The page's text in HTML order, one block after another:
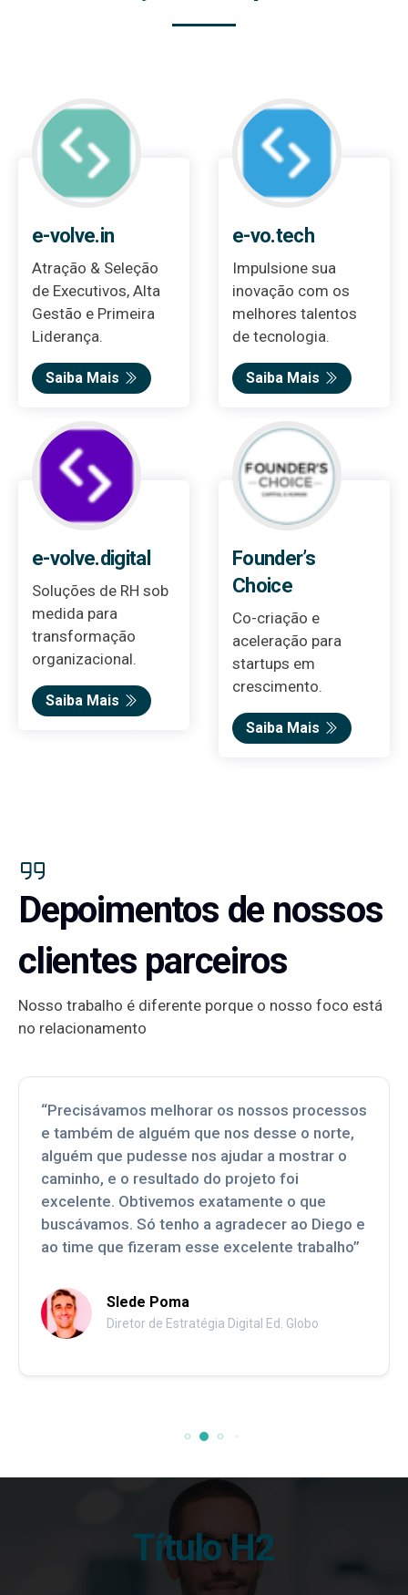
e-volve.in
Atração & Seleção
de Executivos, Alta
Gestão e Primeira
Liderança.
Saiba Mais
e-vo.tech
Impulsione sua
inovação com os
melhores talentos
de tecnologia.
Saiba Mais
e-volve.digital
Soluções de RH sob
medida para
transformação
organizacional.
Saiba Mais
Founder’s
Choice
Co-criação e
aceleração para
startups em
crescimento.
Saiba Mais
Depoimentos de nossos
clientes parceiros
Nosso trabalho é diferente porque o nosso foco está
no relacionamento
“Precisávamos melhorar os nossos processos
e também de alguém que nos desse o norte,
alguém que pudesse nos ajudar a mostrar o
caminho, e o resultado do projeto foi
excelente. Obtivemos exatamente o que
buscávamos. Só tenho a agradecer ao Diego e
ao time que fizeram esse excelente trabalho”
Slede Poma
Diretor de Estratégia Digital Ed. Globo
Título H2